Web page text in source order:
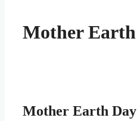
Mother Earth
Mother Earth Day